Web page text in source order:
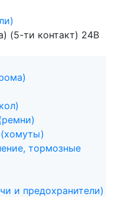
(5-ти контакт) 24В
(хомуты)
тормозные
и предохранители)